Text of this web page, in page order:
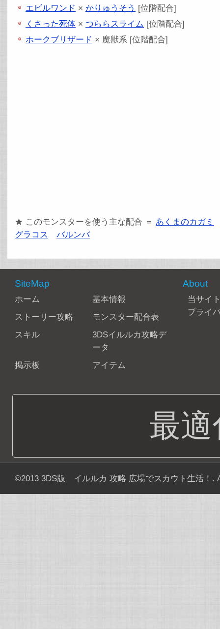
エビルワンド × かりゅうそう [位階配合]
くさった死体 × つららスライム [位階配合]
ホークブリザード × 魔獣系 [位階配合]
★ このモンスターを使う主な配合 ＝ あくまのカガミ
グラコス
バルンバ
SiteMap
ホーム
基本情報
ストーリー攻略
モンスター配合表
スキル
3DSイルルカ攻略デ
ータ
掲示板
アイテム
About
当サイ
プライ
最
©2013 3DS版 イルルカ 攻略 広場でスカウト生活！ .